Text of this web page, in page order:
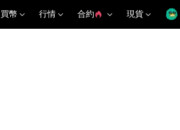
買幣 行情 合約 現貨